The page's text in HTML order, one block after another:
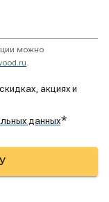
можно
акциях и
данных*